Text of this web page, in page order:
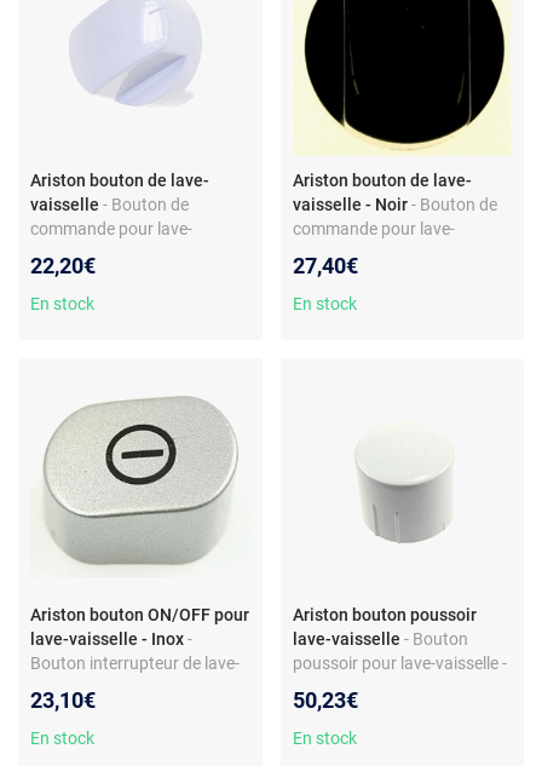
Ariston bouton de lave-
vaisselle - Bouton de
commande pour lave-
compatible Ariston/Hotpoint
22,20€
En stock
Ariston bouton de lave-
vaisselle - Noir - Bouton de
commande pour lave-
Ariston/Hotpoint - Réf.
C00097899 - Plastique -
27,40€
En stock
Ariston bouton ON/OFF pour
lave-vaisselle - Inox-
Bouton interrupteur de lave-
Compatible modèles Ariston
Evo3 - Réf. C00094975 /
23,10€
En stock
Ariston bouton poussoir
lave-vaisselle - Bouton
poussoir pour lave-vaisselle -
Ariston - Réf. C00143002 -
Plastique - Couleur gris clair
50,23€
En stock